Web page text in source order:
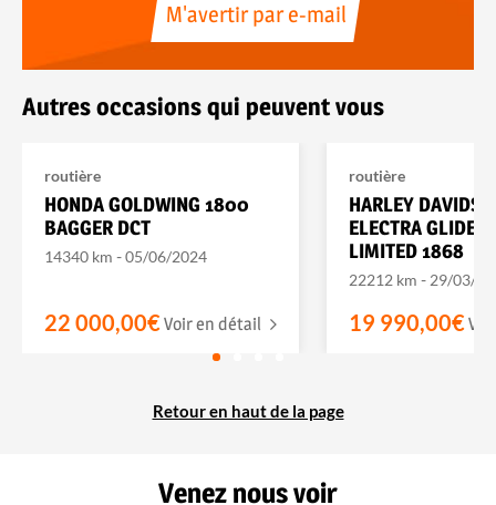
M'avertir par e-mail
Autres occasions qui peuvent vous
routière
HONDA GOLDWING 1800
BAGGER DCT
14340 km -05/06/2024
22 000,00€Voir en détail
routière
HARLEY
ELECTRA GLIDE
LIMITED 1868
22212 km - 29/03/
19 990,00€
Retour en haut de la page
Venez nous voir